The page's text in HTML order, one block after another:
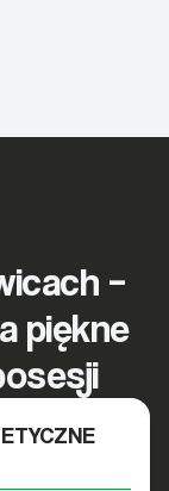
–
piękne